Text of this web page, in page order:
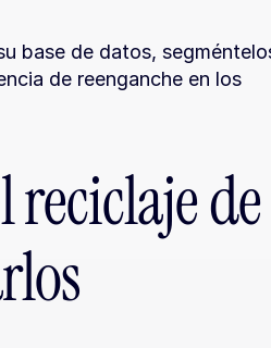
base de datos,
de reenganche en los
de